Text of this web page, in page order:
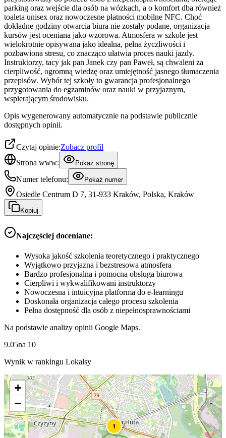
parking oraz wejście dla osób na wózkach, a o komfort dba również
toaleta unisex oraz nowoczesne płatności mobilne NFC. Choć
dokładne godziny otwarcia biura nie zostały podane, organizacja
kursów jest oceniana jako wzorowa. Atmosfera w szkole jest
wielokrotnie opisywana jako idealna, pełna życzliwości i
pozbawiona stresu, co znacząco ułatwia proces nauki jazdy.
Instruktorzy, tacy jak pan Janek czy pan Paweł, są chwaleni za
cierpliwość, ogromną wiedzę oraz umiejętność jasnego tłumaczenia
przepisów. Wybór tej szkoły to gwarancja profesjonalnego
przygotowania do egzaminów oraz nauki w przyjaznym,
wspierającym środowisku.
Opis wygenerowany automatycznie na podstawie publicznie
dostępnych opinii.
Czytaj opinie:Zobacz profil
Strona www:
Pokaż stronę
Numer telefonu: Pokaż numer
Osiedle Centrum D 7, 31-933 Kraków, Polska, Kraków
Kopiuj
Najczęściej doceniane:
Wysoka jakość szkolenia teoretycznego i praktycznego
Wyjątkowo przyjazna i bezstresowa atmosfera
Bardzo profesjonalna i pomocna obsługa biurowa
Cierpliwi i wykwalifikowani instruktorzy
Nowoczesna i intuicyjna platforma do e-learningu
Doskonała organizacja całego procesu szkolenia
Pełna dostępność dla osób z niepełnosprawnościami
Na podstawie analizy opinii Google Maps.
9.05na 10
Wynik w rankingu Lokalsy
1
+
−